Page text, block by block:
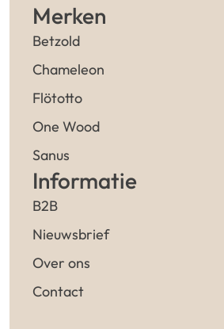
Merken
Betzold
Chameleon
Flötotto
One Wood
Sanus
Informatie
B2B
Nieuwsbrief
Over ons
Contact